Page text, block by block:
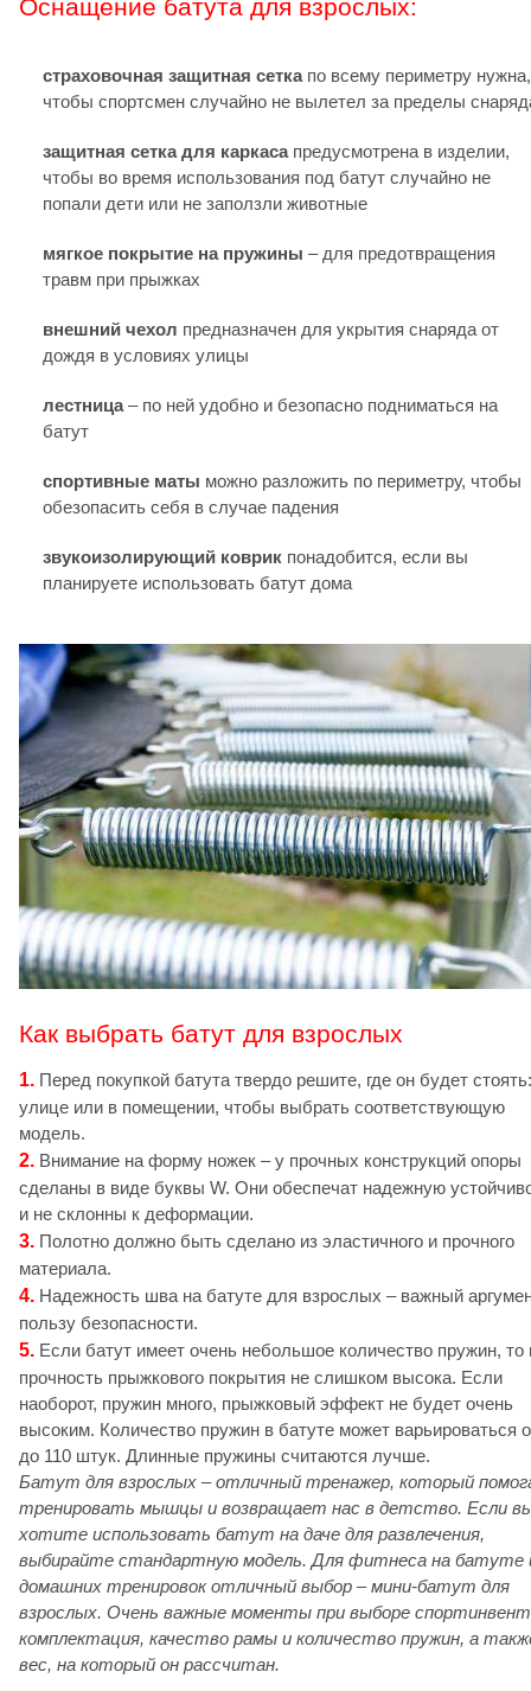
Оснащение батута для взрослых:
страховочная защитная сеткапо всему периметру нужна,
чтобы спортсмен случайно не вылетел за пределы
защитная сетка для каркасапредусмотрена в изделии,
чтобы во время использования под батут случайно не
попали дети или не заползли животные
мягкое покрытие на пружины – для предотвращения
травм при прыжках
внешний чехол предназначен для укрытия снаряда от
дождя в условиях улицы
лестница– по ней удобно и безопасно подниматься на
батут
спортивные маты можно разложить по периметру, чтобы
обезопасить себя в случае падения
звукоизолирующий коврик понадобится, если вы
планируете использовать батут дома
Как выбрать батут для взрослых
1. Перед покупкой батута твердо решите, где он будет
улице или в помещении, чтобы выбрать соответствующую
модель.
2. Внимание на форму ножек – у прочных конструкций опоры
сделаны в виде буквы W. Они обеспечат надежную
и не склонны к деформации.
3. Полотно должно быть сделано из эластичного и прочного
материала.
4. Надежность шва на батуте для взрослых – важный
пользу безопасности.
5. Если батут имеет очень небольшое количество пружин, то
прочность прыжкового покрытия не слишком высока. Если
наоборот, пружин много, прыжковый эффект не будет очень
высоким. Количество пружин в батуте может варьироваться
до 110 штук. Длинные пружины считаются лучше.
Батут для взрослых – отличный тренажер, который
тренировать мышцы и возвращает нас в детство. Если
хотите использовать батут на даче для развлечения,
выбирайте стандартную модель. Для фитнеса на батуте
домашних тренировок отличный выбор – мини-батут для
взрослых. Очень важные моменты при выборе
комплектация, качество рамы и количество пружин, а
вес, на который он рассчитан.